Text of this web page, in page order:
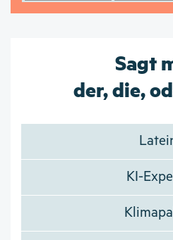
Sagt
der, die,
KI-